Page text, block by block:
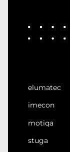
elumatec
imecon
motiqa
stuga